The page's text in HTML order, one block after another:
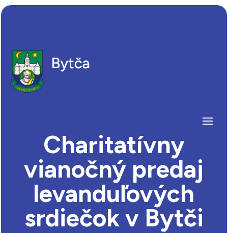
Charitatívny
vianočný predaj
levanduľových
srdiečok v Bytči